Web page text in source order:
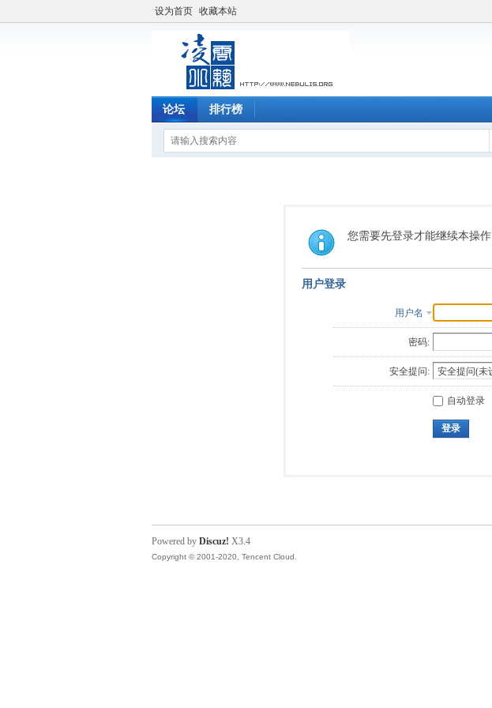
设为首页 收藏本站
论坛 排行榜
您需要先登录才能继续本操作
用户登录
用户名
密码:
安全提问:
自动登录
登录
Powered by Discuz! X3.4
Copyright © 2001-2020, Tencent Cloud.